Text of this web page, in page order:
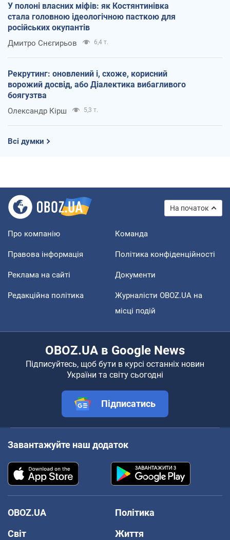
У полоні власних міфів: як Костянтинівка
стала головною ідеологічною пасткою для
російських окупантів
Дмитро Снєгирьов 6,4 т.
Рекрутинг: оновлений і, схоже, корисний
ворожий досвід, або Діалектика вибагливого
боягузтва
Олександр Кірш 5,3 т.
Всі думки
На початок
Про компанію Команда
Правова інформація Політика конфіденційності
Реклама на сайті Документи
Редакційна політика
Журналісти OBOZ.UA на
місці подій
OBOZ.UA в Google News
Підписуйтесь, щоб бути в курсі останніх новин
України та світу сьогодні
Підписатись
Завантажуйте наш додаток
OBOZ.UA
Політика
Світ
Життя